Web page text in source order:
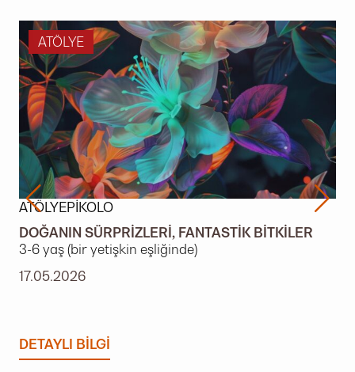
ATÖLYE
ATÖLYEPIKOLO
DOĞANIN SÜRPRIZLERI, FANTASTIK BITKILER
3-6 yaş (bir yetişkin eşliğinde)
17.05.2026
DETAYLI BILGI